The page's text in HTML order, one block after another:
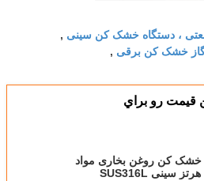
، دستگاه خشک کن سینی ,
خشک کن برقی ,
قيمت رو براي
خشک کن روغن بخاری مواد